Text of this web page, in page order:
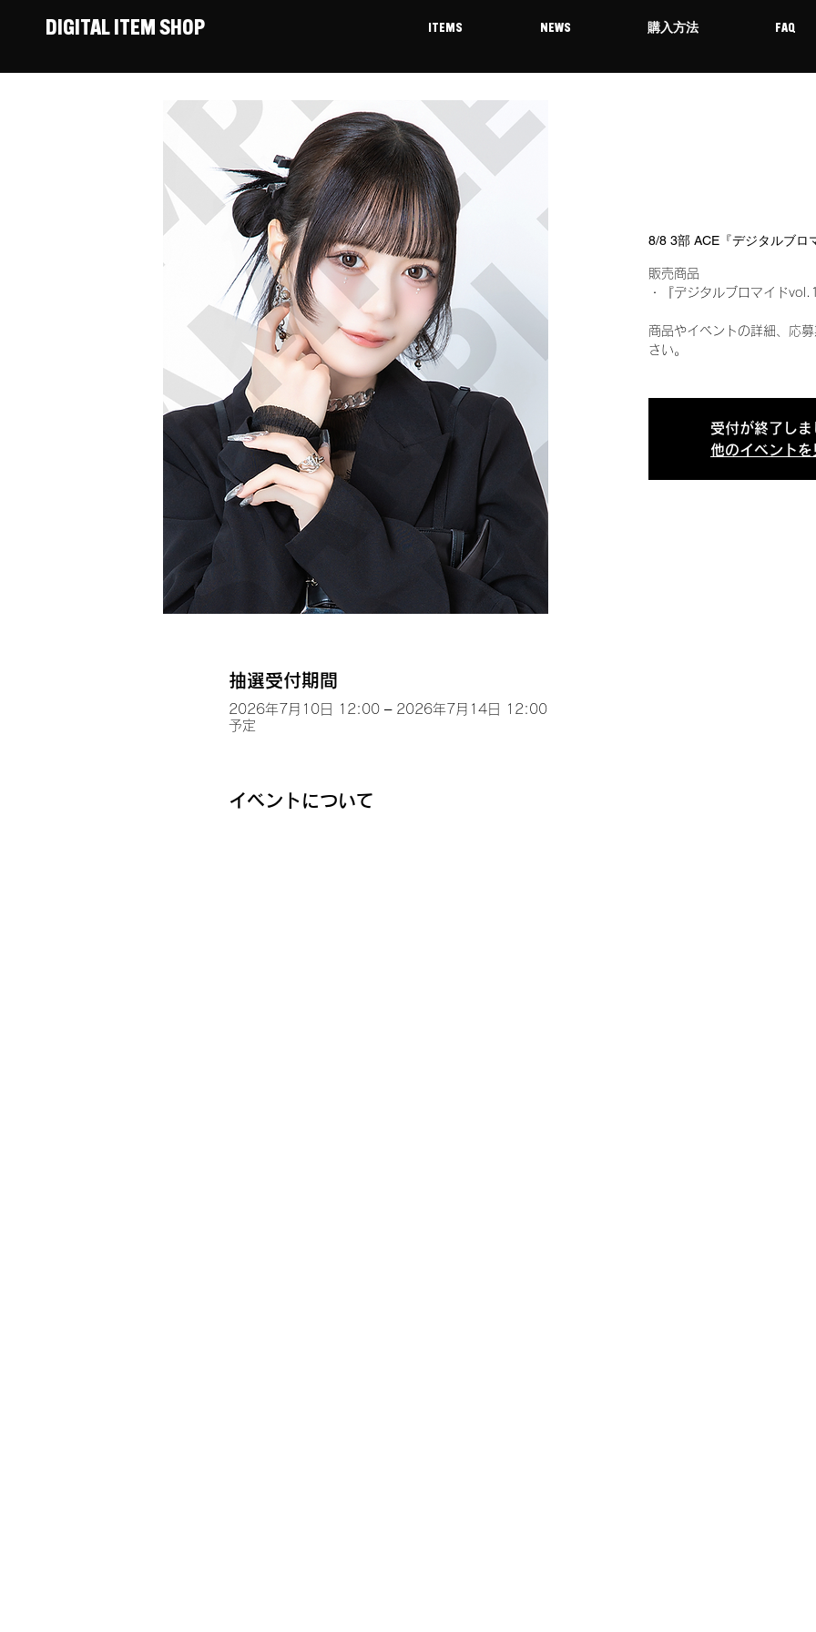
DIGITAL ITEM SHOP ITEMS NEWS 購入方法 FAQ
8/8 3部 ACE『デジタルブロ
販売商品
・『デジタルブロマイド
商品やイベントの詳細、応
さい。
受付が終了しま
他のイベントを
抽選受付期間
2026年7月10日 12:00 – 2026年7月14日 12:00
予定
イベントについて